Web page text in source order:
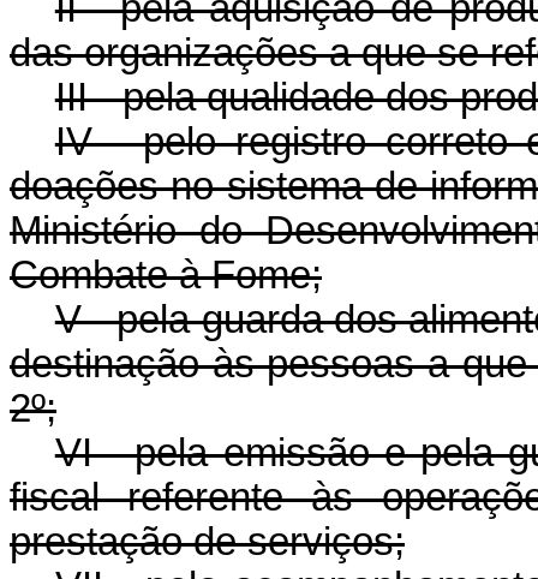
das organizações a que se
III - pela qualidade dos
IV - pelo registro correto
doações no sistema de
Ministério do
Combate à Fome;
V - pela guarda dos
destinação às pessoas a
2º;
VI - pela emissão e pela
fiscal referente às
prestação de serviços;